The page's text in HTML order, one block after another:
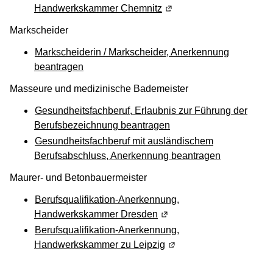
Handwerkskammer Chemnitz (Wird in einem neuen
Markscheider
Markscheiderin / Markscheider, Anerkennung
beantragen
Masseure und medizinische Bademeister
Gesundheitsfachberuf, Erlaubnis zur Führung der
Berufsbezeichnung beantragen
Gesundheitsfachberuf mit ausländischem
Berufsabschluss, Anerkennung beantragen
Maurer- und Betonbauermeister
Berufsqualifikation-Anerkennung,
Handwerkskammer Dresden (Wird in einem neuen
Berufsqualifikation-Anerkennung,
Handwerkskammer zu Leipzig (Wird in einem neuen